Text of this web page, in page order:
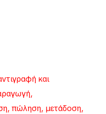
και
πώληση, μετάδοση,